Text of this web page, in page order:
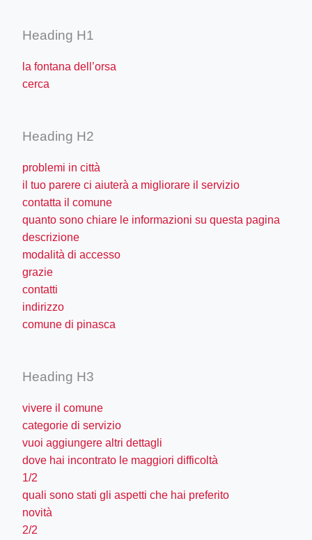
Heading H1
la fontana dell’orsa
cerca
Heading H2
problemi in città
il tuo parere ci aiuterà a migliorare il servizio
contatta il comune
quanto sono chiare le informazioni su questa pagina
descrizione
modalità di accesso
grazie
contatti
indirizzo
comune di pinasca
Heading H3
vivere il comune
categorie di servizio
vuoi aggiungere altri dettagli
dove hai incontrato le maggiori difficoltà
1/2
quali sono stati gli aspetti che hai preferito
novità
2/2